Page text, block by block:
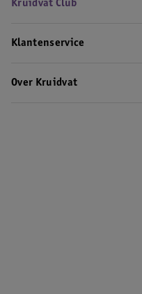
Kruidvat Club
Klantenservice
Over Kruidvat